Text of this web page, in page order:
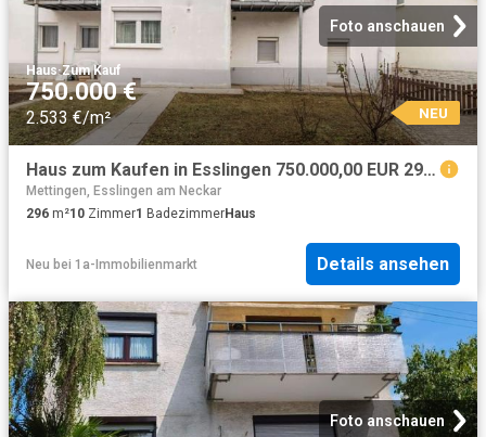
Foto anschauen
Haus·Zum Kauf
750.000 €
2.533 €/m² NEU
Haus zum Kaufen in Esslingen 750.000,00 EUR 296 m²
Mettingen, Esslingen am Neckar
296 m²10 Zimmer1 BadezimmerHaus
Neu bei 1a-Immobilienmarkt Details ansehen
Foto anschauen